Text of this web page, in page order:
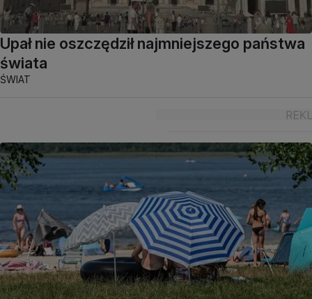
Upał nie oszczędził najmniejszego państwa
świata
ŚWIAT